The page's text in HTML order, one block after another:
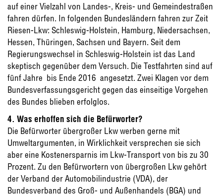
auf einer Vielzahl von Landes-, Kreis- und Gemeindestraßen
fahren dürfen. In folgenden Bundesländern fahren zur Zeit
Riesen-Lkw: Schleswig-Holstein, Hamburg, Niedersachsen,
Hessen, Thüringen, Sachsen und Bayern. Seit dem
Regierungswechsel in Schleswig-Holstein ist das Land
skeptisch gegenüber dem Versuch. Die Testfahrten sind auf
fünf Jahre  bis Ende 2016  angesetzt. Zwei Klagen vor dem
Bundesverfassungsgericht gegen das einseitige Vorgehen
des Bundes blieben erfolglos.
4. Was erhoffen sich die Befürworter?
Die Befürworter übergroßer Lkw werben gerne mit
Umweltargumenten, in Wirklichkeit versprechen sie sich
aber eine Kostenersparnis im Lkw-Transport von bis zu 30
Prozent. Zu den Befürwortern von übergroßen Lkw gehört
der Verband der Automobilindustrie (VDA), der
Bundesverband des Groß- und Außenhandels (BGA) und